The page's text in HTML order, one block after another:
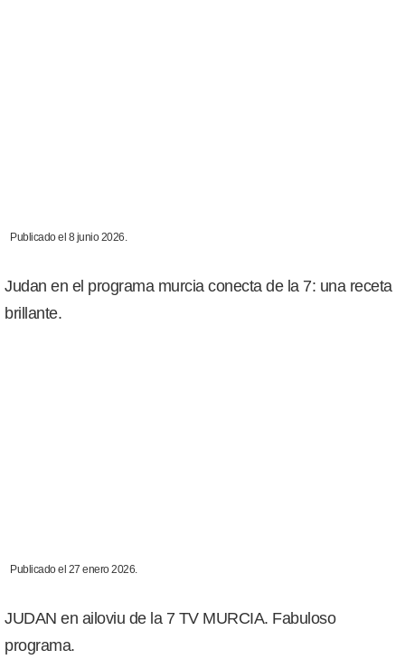
Publicado el 8 junio 2026.
Judan en el programa murcia conecta de la 7: una receta
brillante.
Publicado el 27 enero 2026.
JUDAN en ailoviu de la 7 TV MURCIA. Fabuloso
programa.